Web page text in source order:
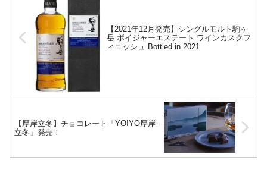
【2021年12月発売】シングルモルト駒ヶ
岳 ボイジャーエステート ワインカスクフ
ィニッシュ Bottled in 2021
【厚岸立冬】チョコレート「YOIYO厚岸-
立冬」発売！